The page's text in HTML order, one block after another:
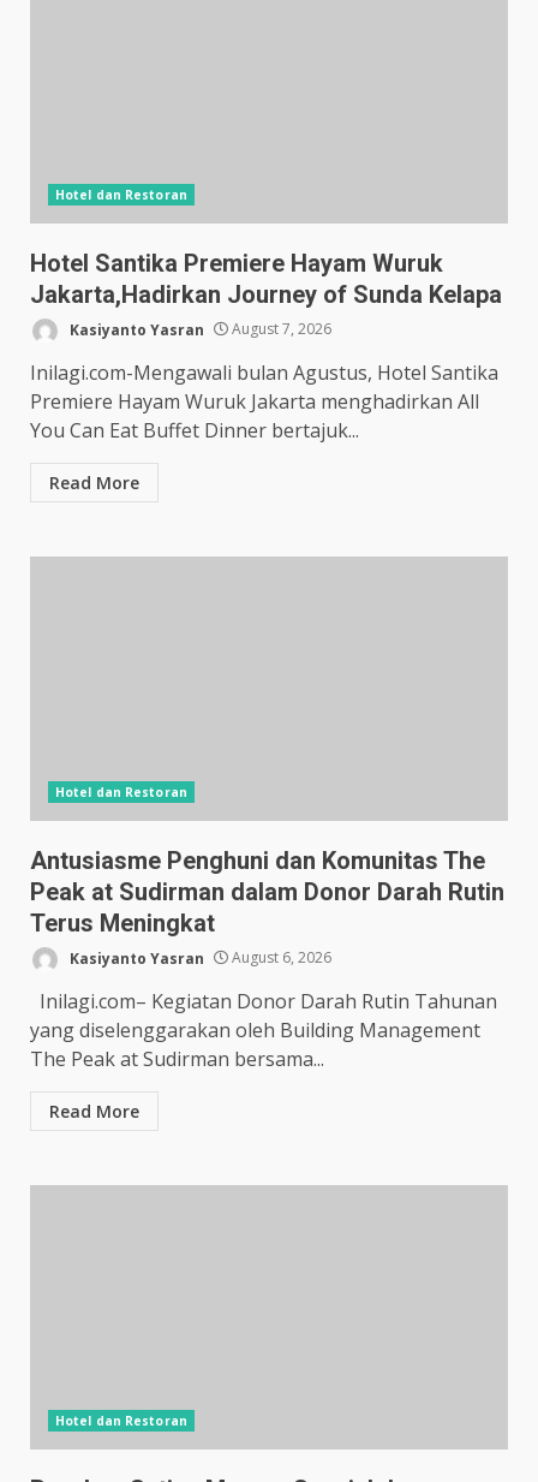
Hotel dan Restoran
Hotel Santika Premiere Hayam Wuruk
Jakarta,Hadirkan Journey of Sunda Kelapa
Kasiyanto Yasran August 7, 2026
Inilagi.com-Mengawali bulan Agustus, Hotel Santika
Premiere Hayam Wuruk Jakarta menghadirkan All
You Can Eat Buffet Dinner bertajuk...
Read More
Hotel dan Restoran
Antusiasme Penghuni dan Komunitas The
Peak at Sudirman dalam Donor Darah Rutin
Terus Meningkat
Kasiyanto Yasran August 6, 2026
Inilagi.com– Kegiatan Donor Darah Rutin Tahunan
yang diselenggarakan oleh Building Management
The Peak at Sudirman bersama...
Read More
Hotel dan Restoran